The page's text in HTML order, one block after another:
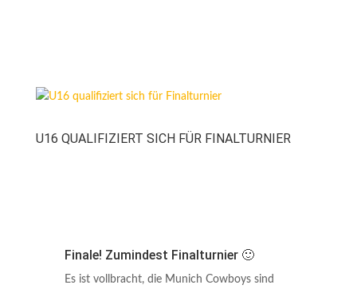
U16 QUALIFIZIERT SICH FÜR FINALTURNIER
Finale! Zumindest Finalturnier 🙂
Es ist vollbracht, die Munich Cowboys sind